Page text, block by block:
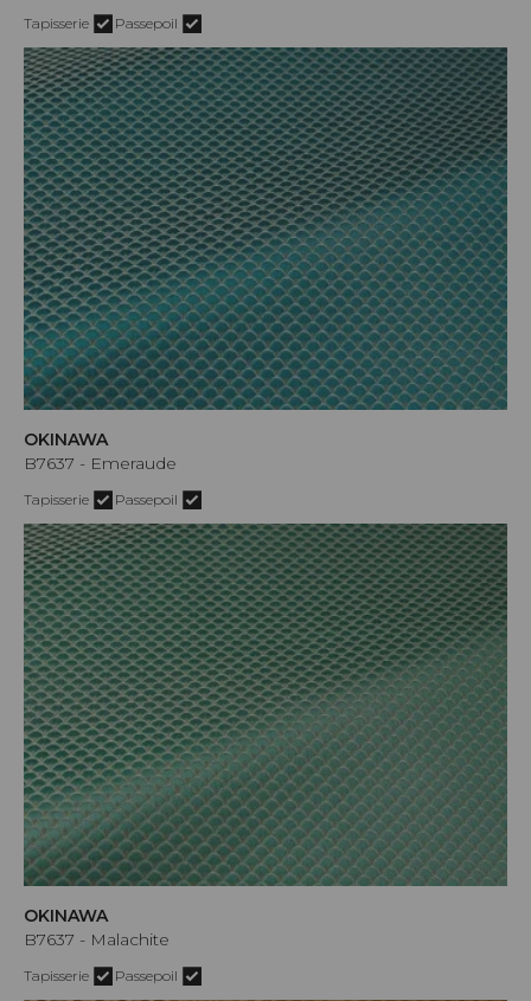
Tapisserie Passepoil
OKINAWA
B7637 - Emeraude
Tapisserie Passepoil
OKINAWA
B7637 - Malachite
Tapisserie Passepoil